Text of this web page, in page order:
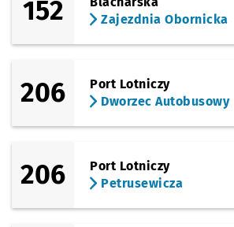
152
Zajezdnia Obornicka
206
Port Lotniczy
Dworzec Autobusowy
206
Port Lotniczy
Petrusewicza